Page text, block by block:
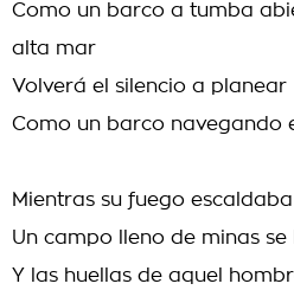
Como un barco a tumba
alta mar
Volverá el silencio a planear
Como un barco navegando
Mientras su fuego
Un campo lleno de minas
Y las huellas de aquel